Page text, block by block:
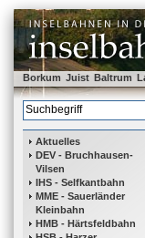
Borkum Juist Baltrum
Aktuelles
DEV - Bruchhausen-
Vilsen
IHS - Selfkantbahn
MME - Sauerländer
Kleinbahn
HMB - Härtsfeldbahn